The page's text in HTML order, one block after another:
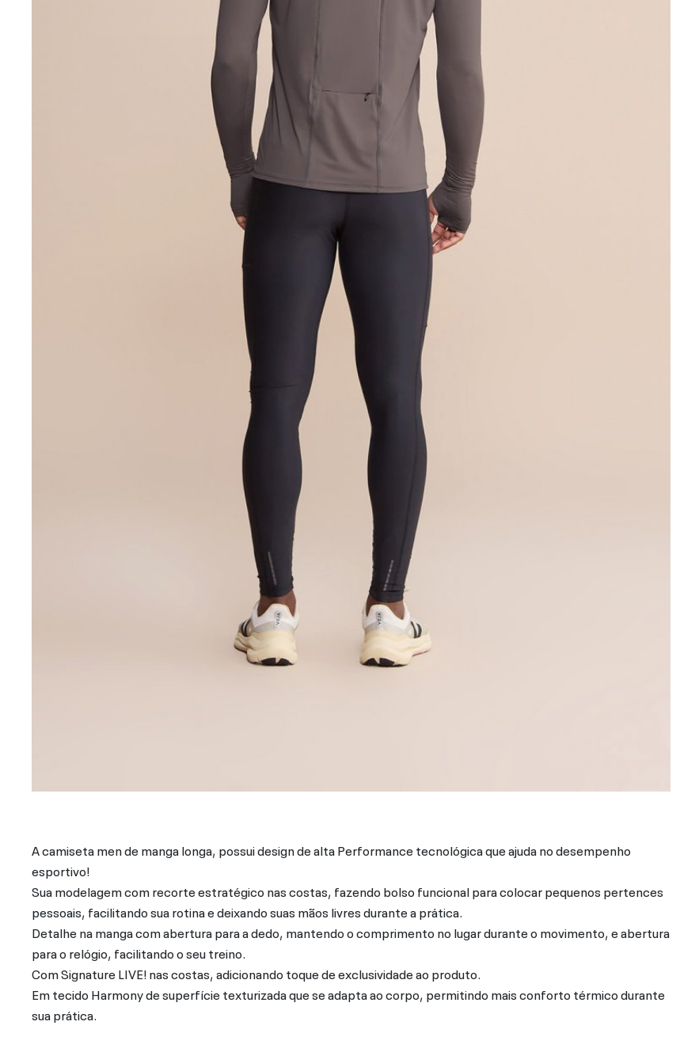
A camiseta men de manga longa, possui design de alta Performance tecnológica que ajuda no desempenho
esportivo!
Sua modelagem com recorte estratégico nas costas, fazendo bolso funcional para colocar pequenos pertences
pessoais, facilitando sua rotina e deixando suas mãos livres durante a prática.
Detalhe na manga com abertura para a dedo, mantendo o comprimento no lugar durante o movimento, e abertura
para o relógio, facilitando o seu treino.
Com Signature LIVE! nas costas, adicionando toque de exclusividade ao produto.
Em tecido Harmony de superfície texturizada que se adapta ao corpo, permitindo mais conforto térmico durante
sua prática.